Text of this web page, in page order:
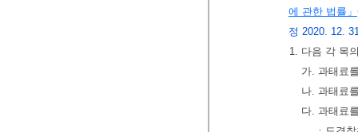
에 관한 법률」
정 2020. 12.
1. 다음 각 목
가. 과태료
나. 과태료
다. 과태료